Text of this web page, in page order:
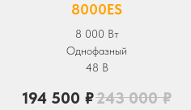
8000ES
8 000 Вт
Однофазный
48 В
194 500 ₽243 000 ₽